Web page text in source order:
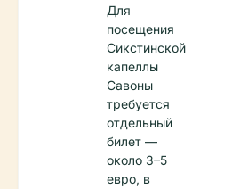
Для
посещения
Сикстинской
капеллы
Савоны
требуется
отдельный
билет —
около 3–5
евро, в